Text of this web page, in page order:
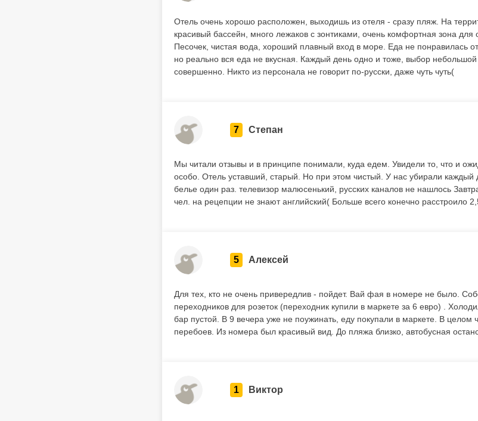
Отель очень хорошо расположен, выходишь из отеля - сразу пляж. На
красивый бассейн, много лежаков с зонтиками, очень комфортная зона для
Песочек, чистая вода, хороший плавный вход в море. Еда не понравилась
но реально вся еда не вкусная. Каждый день одно и тоже, выбор
совершенно. Никто из персонала не говорит по-русски, даже чуть чуть(
7 Степан
Мы читали отзывы и в принципе понимали, куда едем. Увидели то, что и
особо. Отель уставший, старый. Но при этом чистый. У нас убирали каждый
белье один раз. телевизор малюсенький, русских каналов не нашлось
чел. на рецепции не знают английский( Больше всего конечно расстроило
5 Алексей
Для тех, кто не очень привередлив - пойдет. Вай фая в номере не было.
переходников для розеток (переходник купили в маркете за 6 евро) .
бар пустой. В 9 вечера уже не поужинать, еду покупали в маркете. В целом
перебоев. Из номера был красивый вид. До пляжа близко, автобусная
1 Виктор